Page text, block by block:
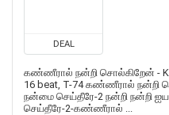
DEAL
கண்ணீரால் நன்றி சொல்கிறேன் -
16 beat, T-74 கண்ணீரால் நன்றி
நன்மை செய்தீரே-2 நன்றி நன்றி
செய்தீரே-2-கண்ணீரால் ...